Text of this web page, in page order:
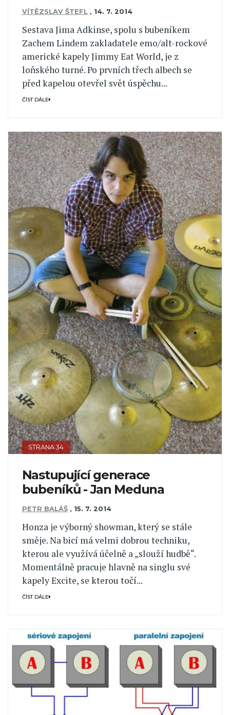
VÍTĚZSLAV ŠTEFL , 14. 7. 2014
Sestava Jima Adkinse, spolu s bubeníkem
Zachem Lindem zakladatele emo/alt-rockové
americké kapely Jimmy Eat World, je z
loňského turné. Po prvních třech albech se
před kapelou otevřel svět úspěchu...
ČÍST DÁLE
STRANA 34
Nastupující generace
bubeníků - Jan Meduna
PETR BALÁŠ , 15. 7. 2014
Honza je výborný showman, který se stále
směje. Na bicí má velmi dobrou techniku,
kterou ale využívá účelně a „slouží hudbě“.
Momentálně pracuje hlavně na singlu své
kapely Excite, se kterou točí...
ČÍST DÁLE